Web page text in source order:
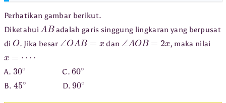
Perhatikan gambar berikut.
Diketahui AB adalah garis singgung lingkaran yang berpusat
di O. Jika besar ∠O A B= dan ∠ A OB= x , maka nilai
A. 30∘ C.60∘
B. 45∘ D.90∘